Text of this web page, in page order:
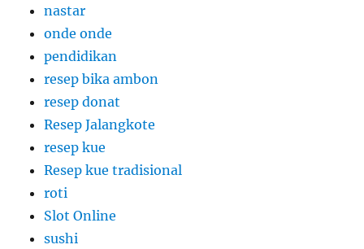
nastar
onde onde
pendidikan
resep bika ambon
resep donat
Resep Jalangkote
resep kue
Resep kue tradisional
roti
Slot Online
sushi